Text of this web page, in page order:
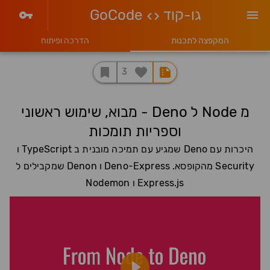
גו-קוד GoCode
המקפצה לתכנות הדרכה ופיתוח
3
מ Node ל Deno - מבוא, שימוש ראשוני
וספריות תומכות
היכרות עם Deno שמגיע עם תמיכה מובנית ב TypeScript ו
Security מהקופסא. Deno-Express ו Denon שמקבילים ל
Express.js ו Nodemon